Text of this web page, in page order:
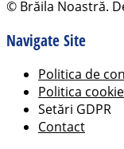
© Brăila Noastră.
Navigate Site
Politica de
Politica
Setări GDPR
Contact